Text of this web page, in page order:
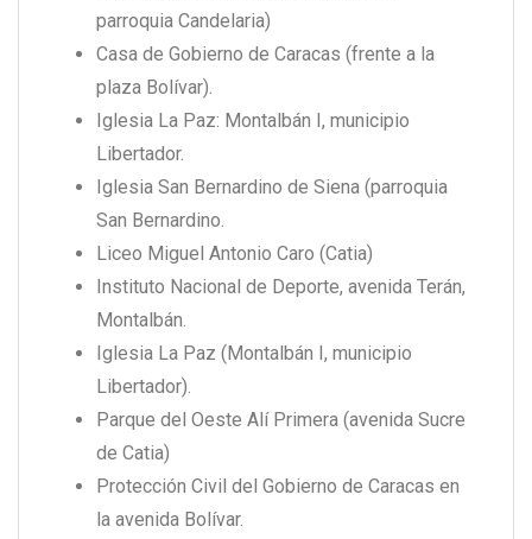
parroquia Candelaria)
Casa de Gobierno de Caracas (frente a la
plaza Bolívar).
Iglesia La Paz: Montalbán I, municipio
Libertador.
Iglesia San Bernardino de Siena (parroquia
San Bernardino.
Liceo Miguel Antonio Caro (Catia)
Instituto Nacional de Deporte, avenida Terán,
Montalbán.
Iglesia La Paz (Montalbán I, municipio
Libertador).
Parque del Oeste Alí Primera (avenida Sucre
de Catia)
Protección Civil del Gobierno de Caracas en
la avenida Bolívar.